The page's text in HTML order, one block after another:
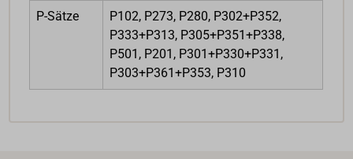
P-Sätze
P102, P273, P280, P302+P352,
P333+P313, P305+P351+P338,
P501, P201, P301+P330+P331,
P303+P361+P353, P310